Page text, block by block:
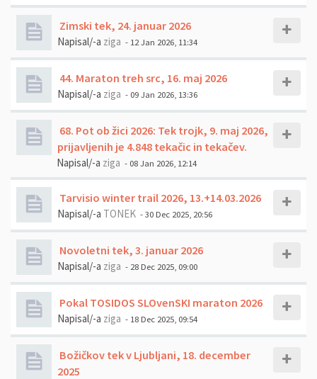
Zimski tek, 24. januar 2026
Napisal/-a ziga - 12 Jan 2026, 11:34
44. Maraton treh src, 16. maj 2026
Napisal/-a ziga - 09 Jan 2026, 13:36
68. Pot ob žici 2026: Tek trojk, 9. maj 2026,
prijavljenih je 4.848 tekačic in tekačev.
Napisal/-a ziga - 08 Jan 2026, 12:14
Tarvisio winter trail 2026, 13.+14.03.2026
Napisal/-a TONEK - 30 Dec 2025, 20:56
Novoletni tek, 3. januar 2026
Napisal/-a ziga - 28 Dec 2025, 09:00
Pokal TOSIDOS SLOvenSKI maraton 2026
Napisal/-a ziga - 18 Dec 2025, 09:54
Božičkov tek v Ljubljani, 18. december
2025